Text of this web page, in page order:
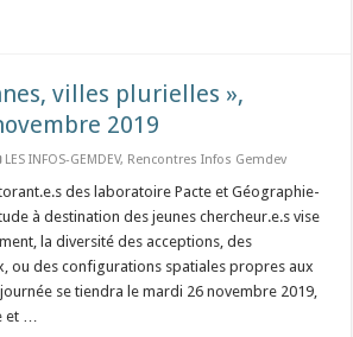
villes plurielles »,
2019
LES INFOS-GEMDEV, Rencontres Infos Gemdev
des laboratoire Pacte et Géographie-
à destination des jeunes chercheur.e.s vise
la diversité des acceptions, des
ou des configurations spatiales propres aux
se tiendra le mardi 26 novembre 2019,
et …